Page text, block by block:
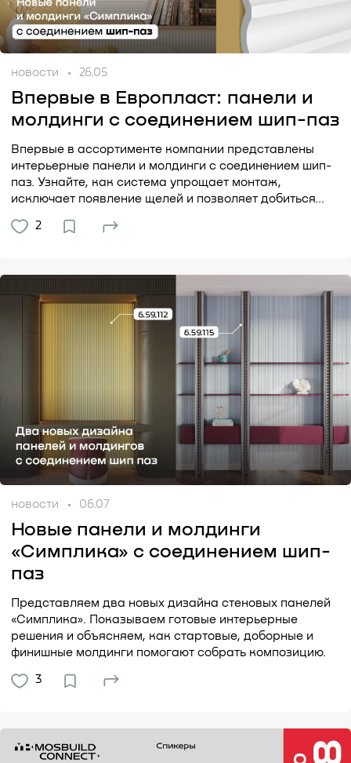
новости 26.05
Впервые в Европласт: панели и
молдинги с соединением шип-паз
Впервые в ассортименте компании представлены
интерьерные панели и молдинги с соединением шип-
паз. Узнайте, как система упрощает монтаж,
исключает появление щелей и позволяет добиться...
2
новости 06.07
Новые панели и молдинги
«Симплика» с соединением шип-
паз
Представляем два новых дизайна стеновых панелей
«Симплика». Показываем готовые интерьерные
решения и объясняем, как стартовые, доборные и
финишные молдинги помогают собрать композицию.
3